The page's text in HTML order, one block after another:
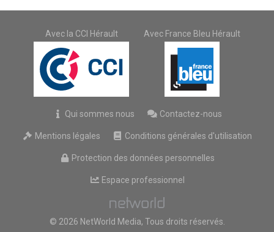
Avec la CCI Hérault Avec France Bleu Hérault
Qui sommes nous Contactez-nous
Mentions légales Conditions générales d'utilisation
Protection des données personnelles
Espace professionnel
© 2026 NetWorld Media, Tous droits réservés.